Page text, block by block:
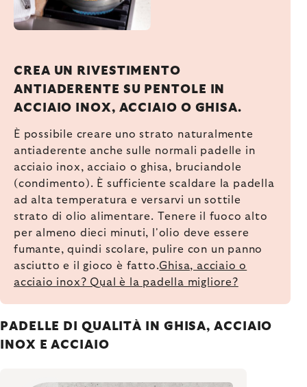
CREA UN RIVESTIMENTO
ANTIADERENTE SU PENTOLE IN
ACCIAIO INOX, ACCIAIO O GHISA.
È possibile creare uno strato naturalmente
antiaderente anche sulle normali padelle in
acciaio inox, acciaio o ghisa, bruciandole
(condimento). È sufficiente scaldare la padella
ad alta temperatura e versarvi un sottile
strato di olio alimentare. Tenere il fuoco alto
per almeno dieci minuti, l'olio deve essere
fumante, quindi scolare, pulire con un panno
asciutto e il gioco è fatto.Ghisa, acciaio o
acciaio inox? Qual è la padella migliore?
PADELLE DI QUALITÀ IN GHISA, ACCIAIO
INOX E ACCIAIO